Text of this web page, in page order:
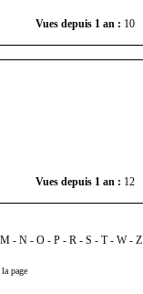
Vues depuis 1 an : 10
Vues depuis 1 an : 12
M- N- O- P- R- S - T- W- Z
page